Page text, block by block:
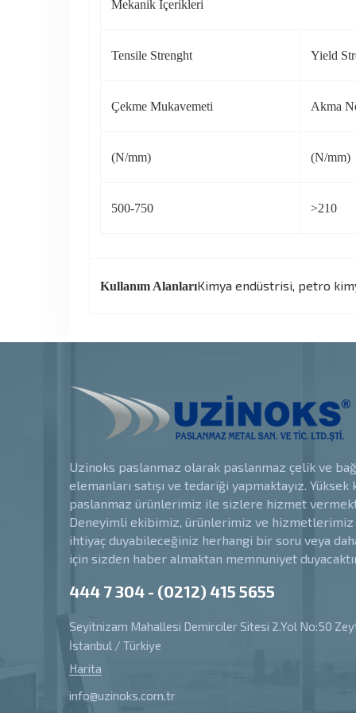
Mekanik İçerikleri
Tensile Strenght Yield
Çekme Mukavemeti Akma
(N/mm) (N/mm)
500-750 >210
Kullanım AlanlarıKimya endüstrisi, petro
Uzinoks paslanmaz olarak paslanmaz çelik ve
elemanları satışı ve tedariği yapmaktayız. Yüksek
paslanmaz ürünlerimiz ile sizlere hizmet
Deneyimli ekibimiz, ürünlerimiz ve hizmetlerimiz
ihtiyaç duyabileceğiniz herhangi bir soru veya
için sizden haber almaktan memnuniyet
444 7 304 - (0212) 415 5655
Seyitnizam Mahallesi Demirciler Sitesi 2.Yol No:50
İstanbul / Türkiye
Harita
info@uzinoks.com.tr